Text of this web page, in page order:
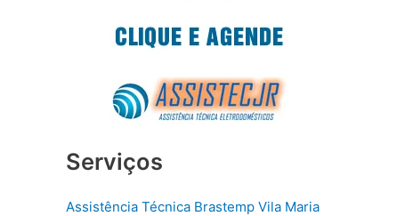
Serviços
Assistência Técnica Brastemp Vila Maria